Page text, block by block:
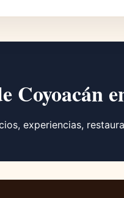
Coyoacán
experiencias,